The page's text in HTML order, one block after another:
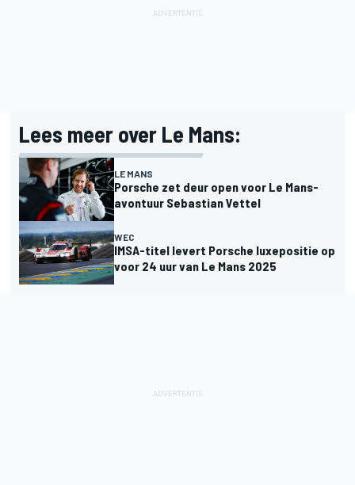
Lees meer over Le Mans:
LE MANS
Porsche zet deur open voor Le Mans-
avontuur Sebastian Vettel
WEC
IMSA-titel levert Porsche luxepositie op
voor 24 uur van Le Mans 2025